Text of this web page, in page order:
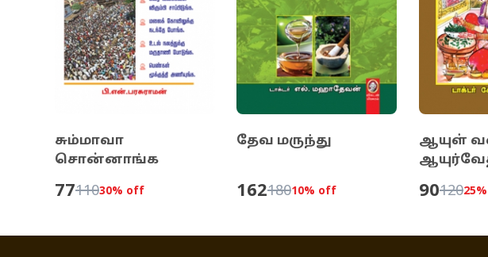
சும்மாவா
சொன்னாங்க
7711030% off
தேவ மருந்து
16218010% off
ஆயுள்
9012025